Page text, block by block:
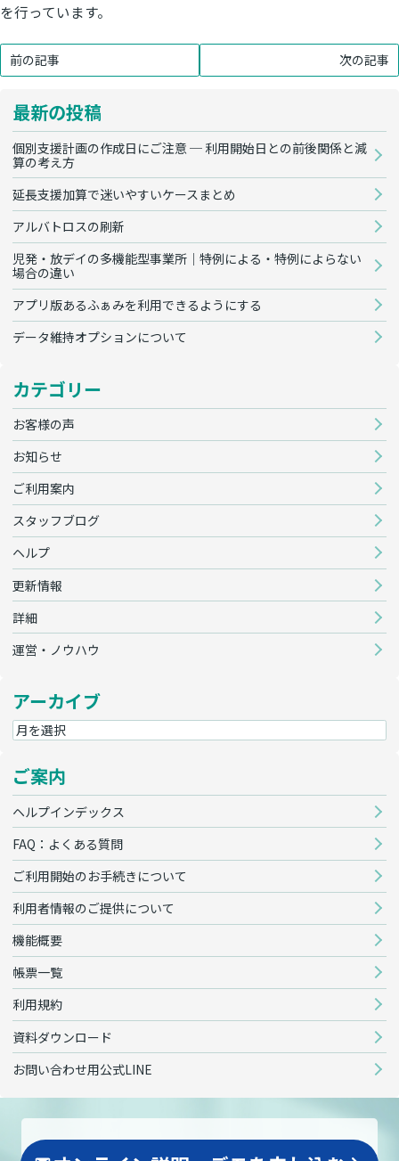
を行っています。
前の記事 次の記事
最新の投稿
個別支援計画の作成日にご注意 ─ 利用開始日との前後関係と減
算の考え方
延長支援加算で迷いやすいケースまとめ
アルバトロスの刷新
児発・放デイの多機能型事業所｜特例による・特例によらない
場合の違い
アプリ版あるふぁみを利用できるようにする
データ維持オプションについて
カテゴリー
お客様の声
お知らせ
ご利用案内
スタッフブログ
ヘルプ
更新情報
詳細
運営・ノウハウ
アーカイブ
ご案内
ヘルプインデックス
FAQ：よくある質問
ご利用開始のお手続きについて
利用者情報のご提供について
機能概要
帳票一覧
利用規約
資料ダウンロード
お問い合わせ用公式LINE